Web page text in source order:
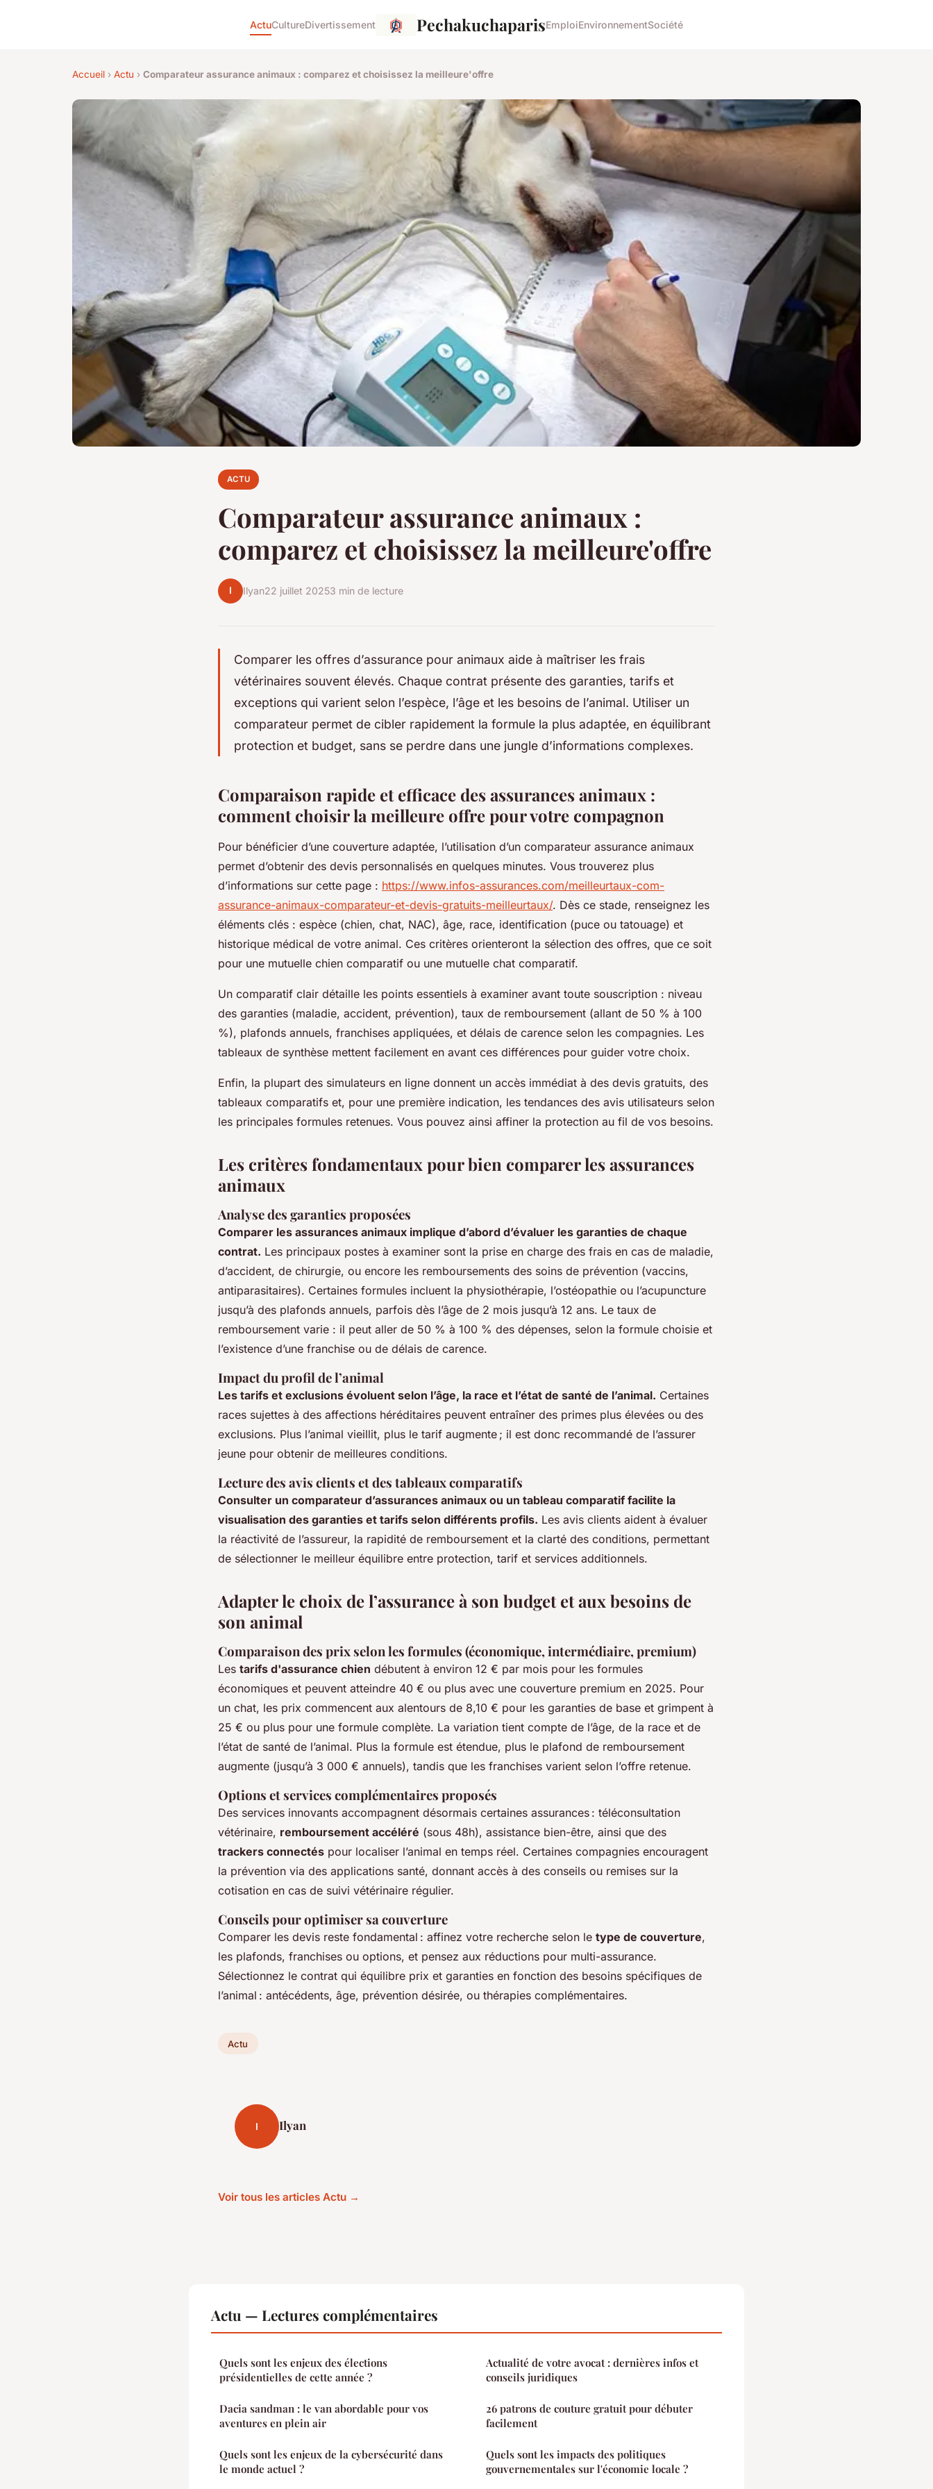
ActuCultureDivertissement PechakuchaparisEmploiEnvironnementSociété
Accueil › Actu › Comparateur assurance animaux : comparez et choisissez la meilleure'offre
ACTU
Comparateur assurance animaux :
comparez et choisissez la meilleure'offre
I Ilyan22 juillet 20253 min de lecture
Comparer les offres d’assurance pour animaux aide à maîtriser les frais
vétérinaires souvent élevés. Chaque contrat présente des garanties, tarifs et
exceptions qui varient selon l’espèce, l’âge et les besoins de l’animal. Utiliser un
comparateur permet de cibler rapidement la formule la plus adaptée, en équilibrant
protection et budget, sans se perdre dans une jungle d’informations complexes.
Comparaison rapide et efficace des assurances animaux :
comment choisir la meilleure offre pour votre compagnon
Pour bénéficier d’une couverture adaptée, l’utilisation d’un comparateur assurance animaux
permet d’obtenir des devis personnalisés en quelques minutes. Vous trouverez plus
d’informations sur cette page : https://www.infos-assurances.com/meilleurtaux-com-
assurance-animaux-comparateur-et-devis-gratuits-meilleurtaux/. Dès ce stade, renseignez les
éléments clés : espèce (chien, chat, NAC), âge, race, identification (puce ou tatouage) et
historique médical de votre animal. Ces critères orienteront la sélection des offres, que ce soit
pour une mutuelle chien comparatif ou une mutuelle chat comparatif.
Un comparatif clair détaille les points essentiels à examiner avant toute souscription : niveau
des garanties (maladie, accident, prévention), taux de remboursement (allant de 50 % à 100
%), plafonds annuels, franchises appliquées, et délais de carence selon les compagnies. Les
tableaux de synthèse mettent facilement en avant ces différences pour guider votre choix.
Enfin, la plupart des simulateurs en ligne donnent un accès immédiat à des devis gratuits, des
tableaux comparatifs et, pour une première indication, les tendances des avis utilisateurs selon
les principales formules retenues. Vous pouvez ainsi affiner la protection au fil de vos besoins.
Les critères fondamentaux pour bien comparer les assurances
animaux
Analyse des garanties proposées
Comparer les assurances animaux implique d’abord d’évaluer les garanties de chaque
contrat. Les principaux postes à examiner sont la prise en charge des frais en cas de maladie,
d’accident, de chirurgie, ou encore les remboursements des soins de prévention (vaccins,
antiparasitaires). Certaines formules incluent la physiothérapie, l’ostéopathie ou l’acupuncture
jusqu’à des plafonds annuels, parfois dès l’âge de 2 mois jusqu’à 12 ans. Le taux de
remboursement varie : il peut aller de 50 % à 100 % des dépenses, selon la formule choisie et
l’existence d’une franchise ou de délais de carence.
Impact du profil de l’animal
Les tarifs et exclusions évoluent selon l’âge, la race et l’état de santé de l’animal. Certaines
races sujettes à des affections héréditaires peuvent entraîner des primes plus élevées ou des
exclusions. Plus l’animal vieillit, plus le tarif augmente ; il est donc recommandé de l’assurer
jeune pour obtenir de meilleures conditions.
Lecture des avis clients et des tableaux comparatifs
Consulter un comparateur d’assurances animaux ou un tableau comparatif facilite la
visualisation des garanties et tarifs selon différents profils. Les avis clients aident à évaluer
la réactivité de l’assureur, la rapidité de remboursement et la clarté des conditions, permettant
de sélectionner le meilleur équilibre entre protection, tarif et services additionnels.
Adapter le choix de l’assurance à son budget et aux besoins de
son animal
Comparaison des prix selon les formules (économique, intermédiaire, premium)
Les tarifs d'assurance chien débutent à environ 12 € par mois pour les formules
économiques et peuvent atteindre 40 € ou plus avec une couverture premium en 2025. Pour
un chat, les prix commencent aux alentours de 8,10 € pour les garanties de base et grimpent à
25 € ou plus pour une formule complète. La variation tient compte de l’âge, de la race et de
l’état de santé de l’animal. Plus la formule est étendue, plus le plafond de remboursement
augmente (jusqu’à 3 000 € annuels), tandis que les franchises varient selon l’offre retenue.
Options et services complémentaires proposés
Des services innovants accompagnent désormais certaines assurances : téléconsultation
vétérinaire, remboursement accéléré (sous 48h), assistance bien-être, ainsi que des
trackers connectés pour localiser l’animal en temps réel. Certaines compagnies encouragent
la prévention via des applications santé, donnant accès à des conseils ou remises sur la
cotisation en cas de suivi vétérinaire régulier.
Conseils pour optimiser sa couverture
Comparer les devis reste fondamental : affinez votre recherche selon le type de couverture,
les plafonds, franchises ou options, et pensez aux réductions pour multi-assurance.
Sélectionnez le contrat qui équilibre prix et garanties en fonction des besoins spécifiques de
l’animal : antécédents, âge, prévention désirée, ou thérapies complémentaires.
Actu
I Ilyan
Voir tous les articles Actu →
Actu — Lectures complémentaires
Quels sont les enjeux des élections
présidentielles de cette année ?
Dacia sandman : le van abordable pour vos
aventures en plein air
Quels sont les enjeux de la cybersécurité dans
le monde actuel ?
Actualité de votre avocat : dernières infos et
conseils juridiques
26 patrons de couture gratuit pour débuter
facilement
Quels sont les impacts des politiques
gouvernementales sur l'économie locale ?